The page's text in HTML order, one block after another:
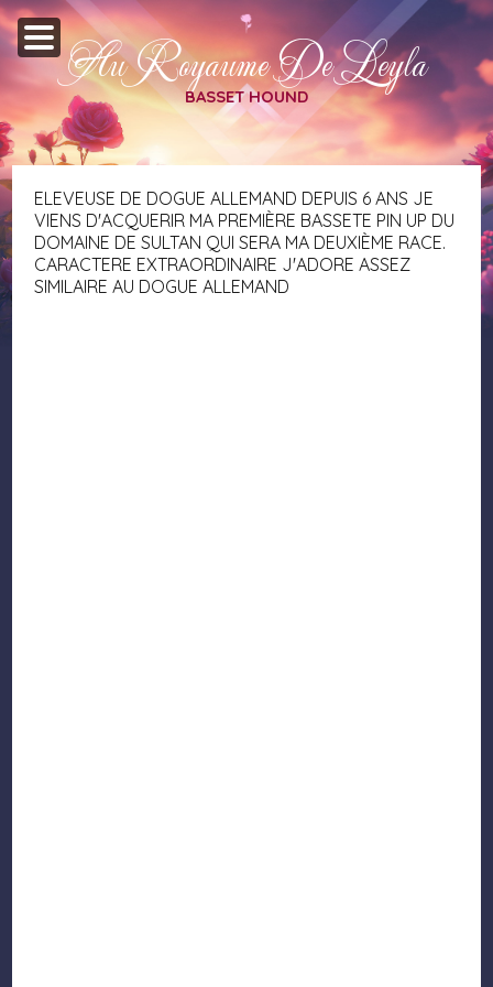
Au Royaume De Leyla
BASSET HOUND
ELEVEUSE DE DOGUE ALLEMAND DEPUIS 6 ANS JE
VIENS D'ACQUERIR MA PREMIÈRE BASSETE PIN UP DU
DOMAINE DE SULTAN QUI SERA MA DEUXIÈME RACE.
CARACTERE EXTRAORDINAIRE J'ADORE ASSEZ
SIMILAIRE AU DOGUE ALLEMAND